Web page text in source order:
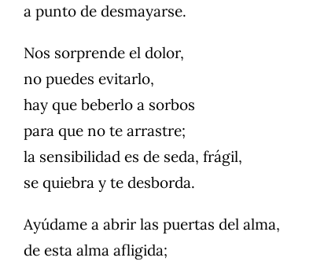
a punto de desmayarse.
Nos sorprende el dolor,
no puedes evitarlo,
hay que beberlo a sorbos
para que no te arrastre;
la sensibilidad es de seda, frágil,
se quiebra y te desborda.
Ayúdame a abrir las puertas del alma,
de esta alma afligida;